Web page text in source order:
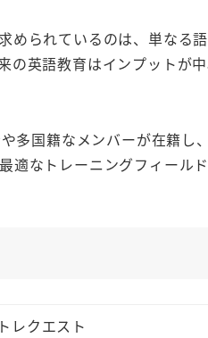
められているのは、単なる
の英語教育はインプットが
多国籍なメンバーが在籍し
なトレーニングフィール
レクエスト